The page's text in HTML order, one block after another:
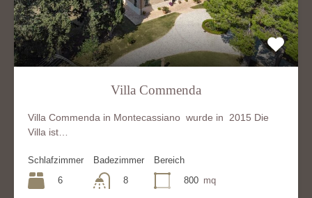
Villa Commenda
Villa Commenda in Montecassiano wurde in 2015 Die
Villa ist…
Schlafzimmer
6
Badezimmer
8
Bereich
800 mq